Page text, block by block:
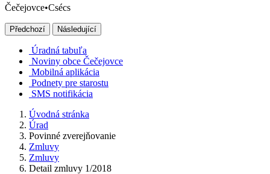
Čečejovce•Csécs
Předchozí Následující
Úradná tabuľa
Noviny obce Čečejovce
Mobilná aplikácia
Podnety pre starostu
SMS notifikácia
Úvodná stránka
Úrad
Povinné zverejňovanie
Zmluvy
Zmluvy
Detail zmluvy 1/2018